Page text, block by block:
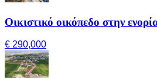
Οικιστικό οικόπεδο στην
€ 290,000